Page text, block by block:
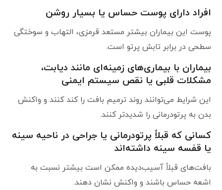
افراد دارای پوست حساس یا بسیار روشن
پوست این بیماران بیشتر مستعد قرمزی، التهاب و سوختگی
سطحی در برابر تابش پرتو است.
بیماران با بیماری‌های زمینه‌ای مانند دیابت،
مشکلات قلبی یا نقص سیستم ایمنی
این شرایط می‌توانند روند ترمیم بافت را کند کنند و واکنش
بدن به پرتودرمانی را شدیدتر کنند.
کسانی که قبلاً پرتودرمانی یا جراحی در ناحیه سینه
یا قفسه سینه داشته‌اند
بافت‌های قبلاً آسیب‌دیده ممکن است بیشتر نسبت به
اشعه حساس باشند و واکنش نشان دهند.